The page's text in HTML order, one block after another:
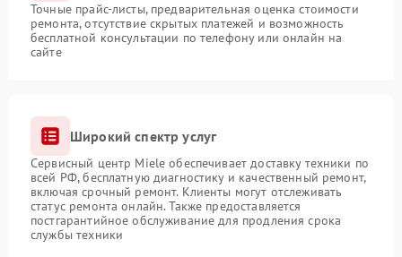
Точные прайс-листы, предварительная оценка стоимости
ремонта, отсутствие скрытых платежей и возможность
бесплатной консультации по телефону или онлайн на
сайте
Широкий спектр услуг
Сервисный центр Miele обеспечивает доставку техники по
всей РФ, бесплатную диагностику и качественный ремонт,
включая срочный ремонт. Клиенты могут отслеживать
статус ремонта онлайн. Также предоставляется
постгарантийное обслуживание для продления срока
службы техники